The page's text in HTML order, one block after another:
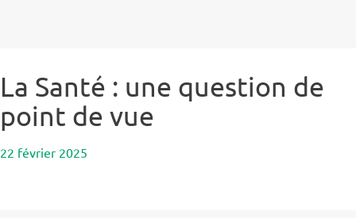
La Santé : une question de
point de vue
22 février 2025